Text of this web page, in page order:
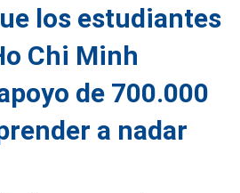
los estudiantes
Chi Minh
de 700.000
a nadar